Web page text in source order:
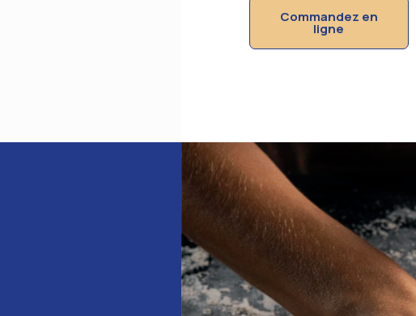
Commandez en
ligne